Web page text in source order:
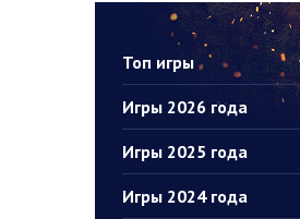
Топ игры
Игры 2026 года
Игры 2025 года
Игры 2024 года